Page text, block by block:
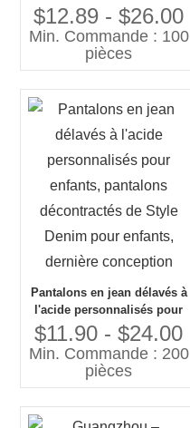
pantalons et pantalons
tricotés, surdimensionnés,
unisexes pour filles et
garçons
$12.89 - $26.00
Min. Commande : 100
pièces
Pantalons en jean délavés à
l'acide personnalisés pour
enfants, pantalons
décontractés de Style Denim
pour enfants, dernière
conception
$11.90 - $24.00
Min. Commande : 200
pièces